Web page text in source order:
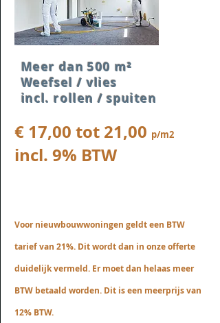
Meer dan 500 m²
Weefsel / vlies
incl. rollen / spuiten
€ 17,00 tot 21,00 p/m2
incl. 9% BTW
Voor nieuwbouwwoningen geldt een BTW
tarief van 21%. Dit wordt dan in onze offerte
duidelijk vermeld. Er moet dan helaas meer
BTW betaald worden. Dit is een meerprijs van
12% BTW.